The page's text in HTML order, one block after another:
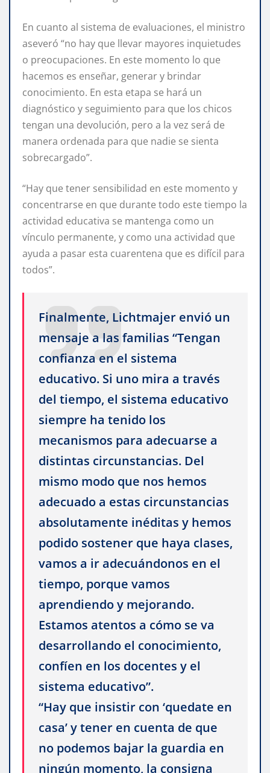
En cuanto al sistema de evaluaciones, el ministro
aseveró “no hay que llevar mayores inquietudes
o preocupaciones. En este momento lo que
hacemos es enseñar, generar y brindar
conocimiento. En esta etapa se hará un
diagnóstico y seguimiento para que los chicos
tengan una devolución, pero a la vez será de
manera ordenada para que nadie se sienta
sobrecargado”.
“Hay que tener sensibilidad en este momento y
concentrarse en que durante todo este tiempo la
actividad educativa se mantenga como un
vínculo permanente, y como una actividad que
ayuda a pasar esta cuarentena que es difícil para
todos”.
Finalmente, Lichtmajer envió un
mensaje a las familias “Tengan
confianza en el sistema
educativo. Si uno mira a través
del tiempo, el sistema educativo
siempre ha tenido los
mecanismos para adecuarse a
distintas circunstancias. Del
mismo modo que nos hemos
adecuado a estas circunstancias
absolutamente inéditas y hemos
podido sostener que haya clases,
vamos a ir adecuándonos en el
tiempo, porque vamos
aprendiendo y mejorando.
Estamos atentos a cómo se va
desarrollando el conocimiento,
confíen en los docentes y el
sistema educativo”.
“Hay que insistir con ‘quedate en
casa’ y tener en cuenta de que
no podemos bajar la guardia en
ningún momento, la consigna